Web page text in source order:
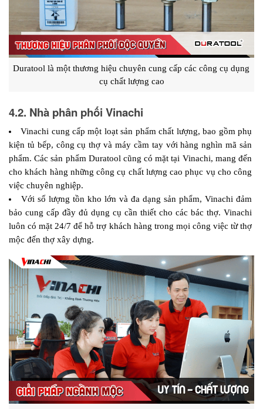
Duratool là một thương hiệu chuyên cung cấp các công cụ dụng
cụ chất lượng cao
4.2. Nhà phân phối Vinachi
Vinachi cung cấp một loạt sản phẩm chất lượng, bao gồm phụ
kiện tủ bếp, công cụ thợ và máy cầm tay với hàng nghìn mã sản
phẩm. Các sản phẩm Duratool cũng có mặt tại Vinachi, mang đến
cho khách hàng những công cụ chất lượng cao phục vụ cho công
việc chuyên nghiệp.
Với số lượng tồn kho lớn và đa dạng sản phẩm, Vinachi đảm
bảo cung cấp đầy đủ dụng cụ cần thiết cho các bác thợ. Vinachi
luôn có mặt 24/7 để hỗ trợ khách hàng trong mọi công việc từ thợ
mộc đến thợ xây dựng.